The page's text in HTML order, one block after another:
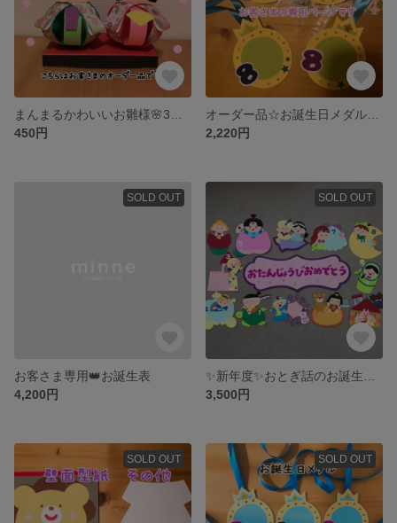
450円
2,220円
SOLD OUT
お客さま専用👑お誕生表
4,200円
SOLD OUT
3,500円
SOLD OUT SOLD OUT